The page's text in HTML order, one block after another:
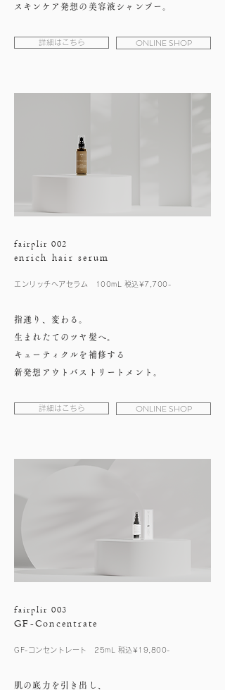
スキンケア発想の美容液シャンプー。
詳細はこちら ONLINE SHOP
fairplir 002
enrich hair serum
エンリッチヘアセラム 100mL 税込¥7,700-
指通り、変わる。
生まれたてのツヤ髪へ。
キューティクルを補修する
新発想アウトバストリートメント。
詳細はこちら ONLINE SHOP
fairplir 003
GF-Concentrate
GF-コンセントレート 25mL 税込¥19,800-
肌の底力を引き出し、